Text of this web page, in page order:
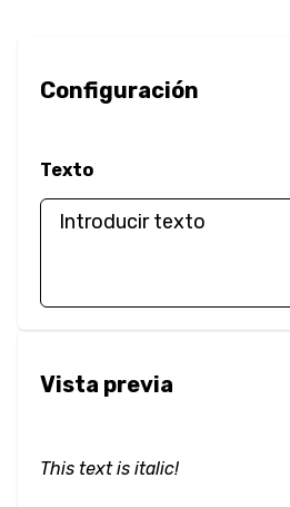
Sombra de Caja
Contorno
Color del Texto
Configuración
Texto
Vista previa
This text is italic!